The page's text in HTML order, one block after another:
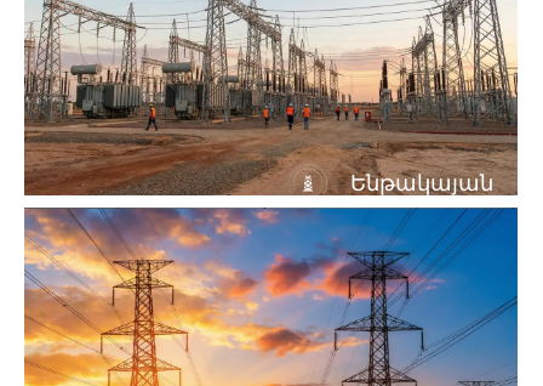
Ենթակայան